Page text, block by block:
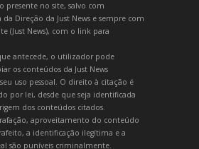
presente no site, salvo com
Direção da Just News e sempre com
(Just News), com o link para
antecede, o utilizador pode
os conteúdos da Just News
uso pessoal. O direito à citação é
por lei, desde que seja identificada
dos conteúdos citados.
aproveitamento do conteúdo
a identificação ilegítima e a
são puníveis criminalmente.